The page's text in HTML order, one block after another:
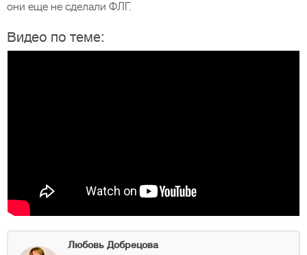
они еще не сделали ФЛГ.
Видео по теме:
Любовь Добрецова